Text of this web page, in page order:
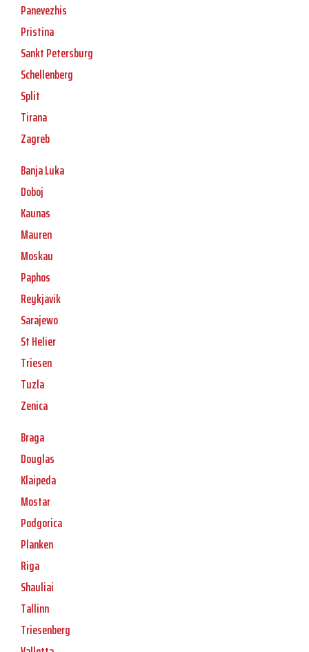
Panevezhis
Pristina
Sankt Petersburg
Schellenberg
Split
Tirana
Zagreb
Banja Luka
Doboj
Kaunas
Mauren
Moskau
Paphos
Reykjavik
Sarajewo
St Helier
Triesen
Tuzla
Zenica
Braga
Douglas
Klaipeda
Mostar
Podgorica
Planken
Riga
Shauliai
Tallinn
Triesenberg